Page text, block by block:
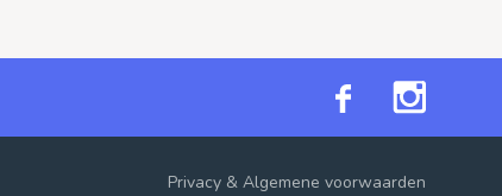
Privacy& Algemene voorwaarden